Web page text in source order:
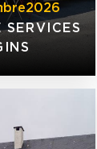
2026
SERVICES